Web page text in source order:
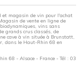
et magasin de vin pour l'achat
de vente en ligne de
vins sans
grands crus classés, de
cave à vin située à Brunstatt,
dans le Haut-Rhin 68 en
68 - Alsace - France - Tél : 03